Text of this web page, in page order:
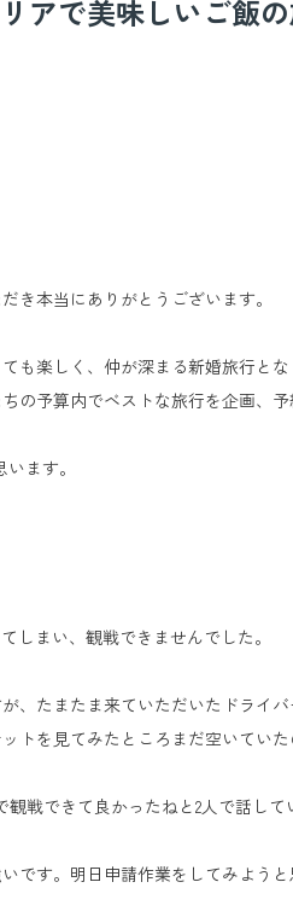
アで美味しいご飯
き本当にありがとうございます。
も楽しく、仲が深まる新婚旅行とな
の予算内でベストな旅行を企画、
ます。
しまい、観戦できませんでした。
、たまたま来ていただいたドライ
トを見てみたところまだ空いてい
戦できて良かったねと2人で話して
です。明日申請作業をしてみようと